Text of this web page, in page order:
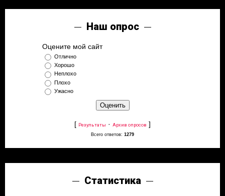
Наш опрос
Оцените мой сайт
Отлично
Хорошо
Неплохо
Плохо
Ужасно
[ Результаты · Архив опросов ]
Всего ответов: 1279
Статистика